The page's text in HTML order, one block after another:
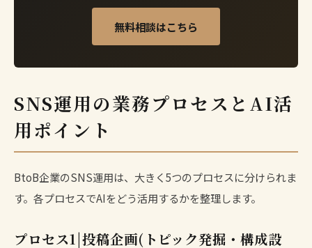
無料相談はこちら
SNS運用の業務プロセスとAI活
用ポイント
BtoB企業のSNS運用は、大きく5つのプロセスに分けられま
す。各プロセスでAIをどう活用するかを整理します。
プロセス1|投稿企画(トピック発掘・構成設